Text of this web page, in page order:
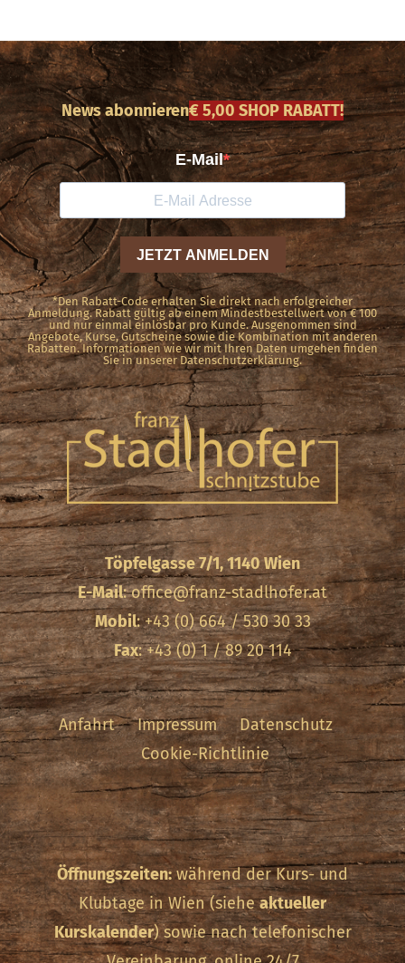
News abonnieren€ 5,00 SHOP RABATT!
*Den Rabatt-Code erhalten Sie direkt nach erfolgreicher
Anmeldung. Rabatt gültig ab einem Mindestbestellwert von € 100
und nur einmal einlösbar pro Kunde. Ausgenommen sind
Angebote, Kurse, Gutscheine sowie die Kombination mit anderen
Rabatten. Informationen wie wir mit Ihren Daten umgehen finden
Sie in unserer Datenschutzerklärung.
Töpfelgasse 7/1, 1140 Wien
E-Mail:office@franz-stadlhofer.at
Mobil: +43 (0) 664 / 530 30 33
Fax: +43 (0) 1 / 89 20 114
Anfahrt Impressum
Datenschutz
Cookie-Richtlinie
Öffnungszeiten:während der Kurs- und
Klubtage in Wien (sieheaktueller
Kurskalender) sowie nach telefonischer